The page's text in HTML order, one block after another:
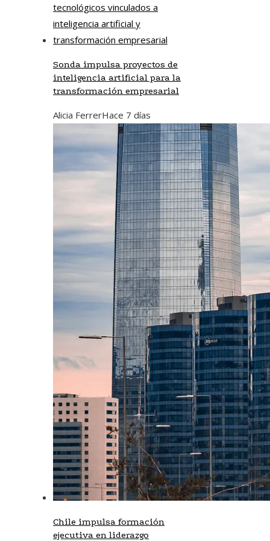
Sonda impulsa proyectos de
inteligencia artificial para la
transformación empresarial
Alicia FerrerHace 7 días
Chile impulsa formación
ejecutiva en liderazgo